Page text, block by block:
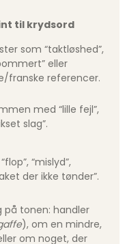
til krydsord
som “taktløshed”,
eller
franske referencer.
med “lille fejl”,
slag”.
“mislyd”,
der ikke tønder”.
på tonen: handler
), om en mindre,
om noget, der